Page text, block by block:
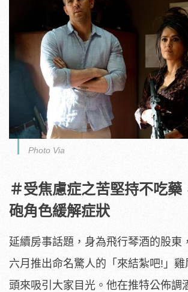
Photo Via
＃受焦慮症之苦堅持不吃藥
砲角色緩解症狀
延續房事話題，身為飛行琴酒的股東
六月推出命名驚人的「來結紮吧!」
頭來吸引大家目光。 他在推特公佈調